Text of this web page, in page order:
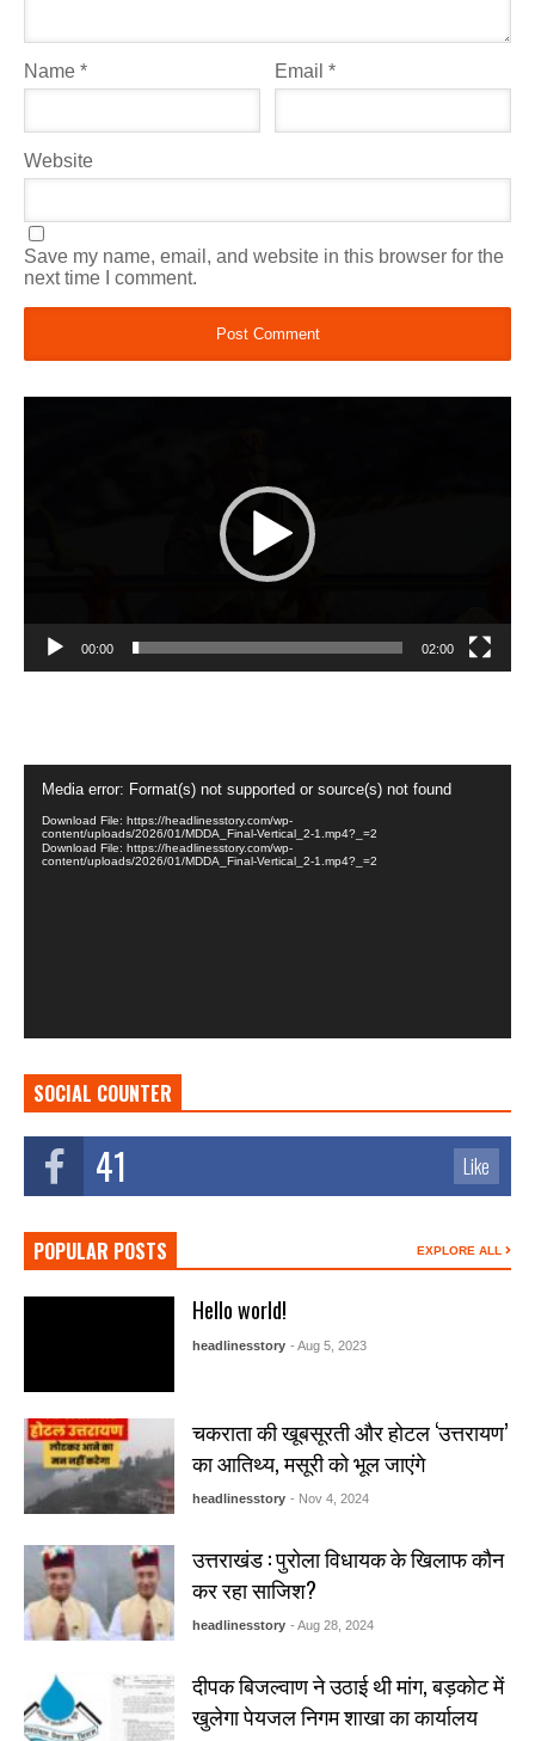
Name * Email*
Website
Save my name, email, and website in this browser for the
next time I comment.
00:00 02:00
Player
Media error: Format(s) not supported or source(s) not found
Download File: https://headlinesstory.com/wp-
content/uploads/2026/01/MDDA_Final-Vertical_2-1.mp4?_=2
Download File: https://headlinesstory.com/wp-
content/uploads/2026/01/MDDA_Final-Vertical_2-1.mp4?_=2
SOCIAL COUNTER
41 Like
POPULAR POSTS EXPLORE ALL
Hello world!
headlinesstory - Aug 5, 2023
चकराता की खूबसूरती और होटल ‘उत्तरायण’
का आतिथ्य, मसूरी को भूल जाएंगे
headlinesstory - Nov 4, 2024
उत्तराखंड : पुरोला विधायक के खिलाफ कौन
कर रहा साजिश?
headlinesstory - Aug 28, 2024
दीपक बिजल्वाण ने उठाई थी मांग, बड़कोट में
खुलेगा पेयजल निगम शाखा का कार्यालय